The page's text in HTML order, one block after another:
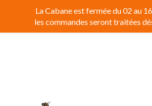
contenu
La Cabane est fermée du 02 au
les commandes seront traitées